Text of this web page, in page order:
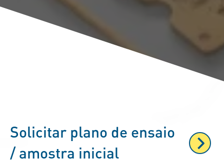
Solicitar plano de ensaio
/ amostra inicial